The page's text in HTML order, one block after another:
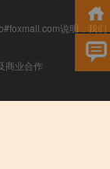
说明，我们
商业合作